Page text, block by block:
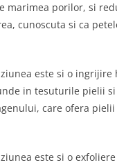
marimea porilor, si
cunoscuta si ca
este si o ingrijire
in tesuturile pielii
care ofera
este si o